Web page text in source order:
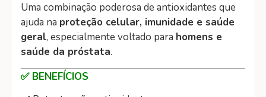
Uma combinação poderosa de antioxidantes que
ajuda na proteção celular, imunidade e saúde
geral, especialmente voltado para homens e
saúde da próstata.
✅ BENEFÍCIOS